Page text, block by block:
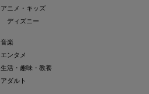
アニメ・キッズ
ディズニー
音楽
エンタメ
生活・趣味・教養
アダルト